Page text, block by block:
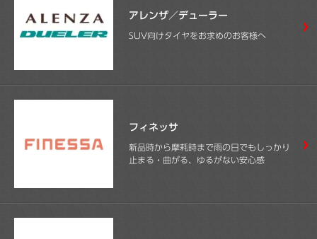
アレンザ／デューラー
SUV向けタイヤをお求めのお客様へ
フィネッサ
新品時から摩耗時まで雨の日でもしっかり
止まる・曲がる、ゆるがない安心感